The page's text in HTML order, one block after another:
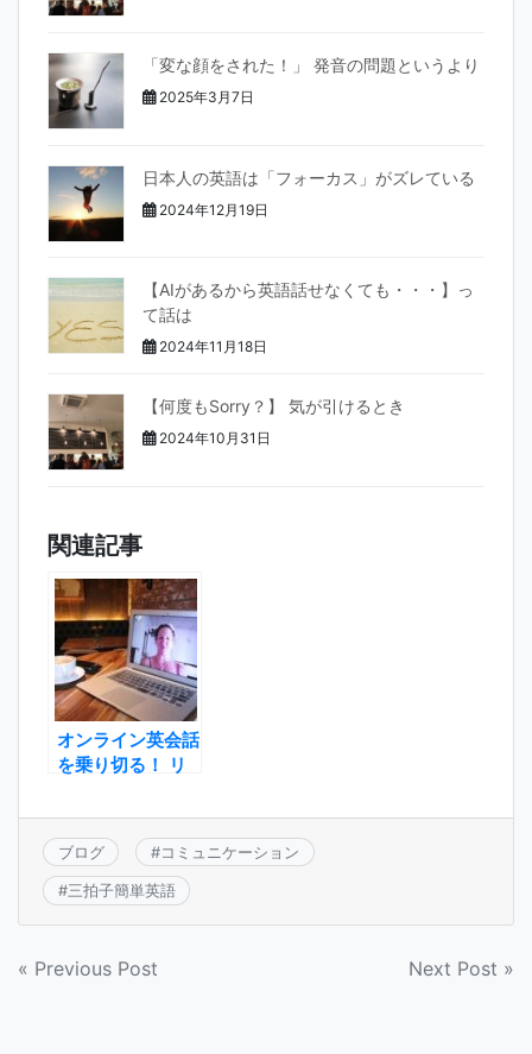
「変な顔をされた！」 発音の問題というより
2025年3月7日
日本人の英語は「フォーカス」がズレている
2024年12月19日
【AIがあるから英語話せなくても・・・】っ
て話は
2024年11月18日
【何度もSorry？】 気が引けるとき
2024年10月31日
関連記事
オンライン英会話
を乗り切る！ リ
活かすコツ３つ目
ブログ #コミュニケーション
#三拍子簡単英語
投
« Previous Post Next Post »